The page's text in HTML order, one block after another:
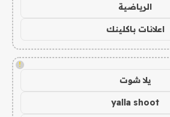
الرياضية
اعلانات باكلينك
!
يلا شوت
yalla shoot